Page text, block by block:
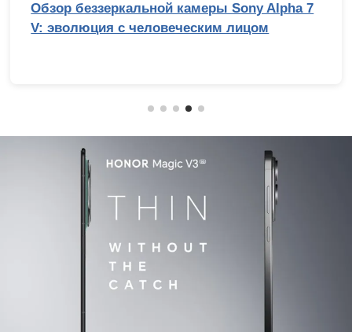
Обзор беззеркальной камеры Sony Alpha 7
V: эволюция с человеческим лицом